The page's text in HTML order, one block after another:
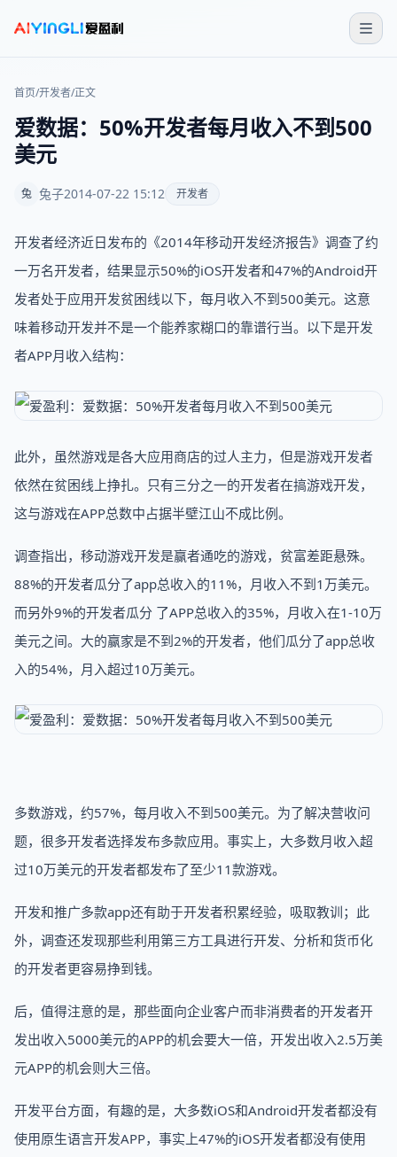
首页/开发者/正文
爱数据：50%开发者每月收入不到500
美元
兔 兔子2014-07-22 15:12 开发者
开发者经济近日发布的《2014年移动开发经济报告》调查了约
一万名开发者，结果显示50%的iOS开发者和47%的Android开
发者处于应用开发贫困线以下，每月收入不到500美元。这意
味着移动开发并不是一个能养家糊口的靠谱行当。以下是开发
者APP月收入结构：
此外，虽然游戏是各大应用商店的过人主力，但是游戏开发者
依然在贫困线上挣扎。只有三分之一的开发者在搞游戏开发，
这与游戏在APP总数中占据半壁江山不成比例。
调查指出，移动游戏开发是赢者通吃的游戏，贫富差距悬殊。
88%的开发者瓜分了app总收入的11%，月收入不到1万美元。
而另外9%的开发者瓜分 了APP总收入的35%，月收入在1-10万
美元之间。大的赢家是不到2%的开发者，他们瓜分了app总收
入的54%，月入超过10万美元。
多数游戏，约57%，每月收入不到500美元。为了解决营收问
题，很多开发者选择发布多款应用。事实上，大多数月收入超
过10万美元的开发者都发布了至少11款游戏。
开发和推广多款app还有助于开发者积累经验，吸取教训；此
外，调查还发现那些利用第三方工具进行开发、分析和货币化
的开发者更容易挣到钱。
后，值得注意的是，那些面向企业客户而非消费者的开发者开
发出收入5000美元的APP的机会要大一倍，开发出收入2.5万美
元APP的机会则大三倍。
开发平台方面，有趣的是，大多数iOS和Android开发者都没有
使用原生语言开发APP，事实上47%的iOS开发者都没有使用